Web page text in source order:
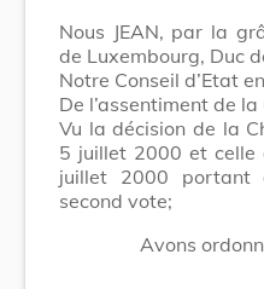
Nous JEAN, par la
de Luxembourg, Duc
Notre Conseil d’Etat
De l’assentiment de
Vu la décision de la
5 juillet 2000 et celle
juillet 2000 portant
second vote;
Avons